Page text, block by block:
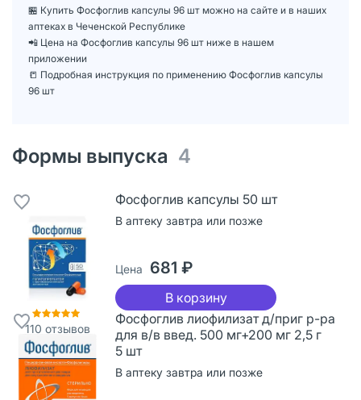
🏪 Купить Фосфоглив капсулы 96 шт можно на сайте и в наших
аптеках в Чеченской Республике
📲 Цена на Фосфоглив капсулы 96 шт ниже в нашем
приложении
📒 Подробная инструкция по применению Фосфоглив капсулы
96 шт
Формы выпуска 4
110 отзывов
Фосфоглив капсулы 50 шт
В аптеку завтра или позже
Цена 681 ₽
В корзину
Фосфоглив лиофилизат д/приг р-ра
для в/в введ. 500 мг+200 мг 2,5 г
5 шт
В аптеку завтра или позже